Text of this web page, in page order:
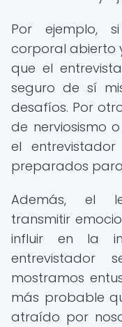
Por ejemplo,
corporal abierto
que el
seguro de sí
desafíos. Por
de nerviosismo
el
preparados
Además, el
transmitir
influir en la
entrevistador
mostramos
más probable
atraído por